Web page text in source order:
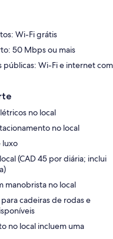
Wi-Fi grátis
50 Mbps ou mais
públicas: Wi-Fi e internet com
no local
no local
luxo
(CAD 45 por diária; inclui
manobrista no local
cadeiras de rodas e
no local incluem uma